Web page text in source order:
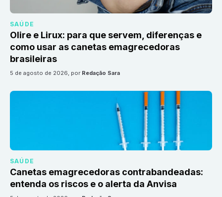
SAÚDE
Olire e Lirux: para que servem, diferenças e
como usar as canetas emagrecedoras
brasileiras
5 de agosto de 2026, por Redação Sara
SAÚDE
Canetas emagrecedoras contrabandeadas:
entenda os riscos e o alerta da Anvisa